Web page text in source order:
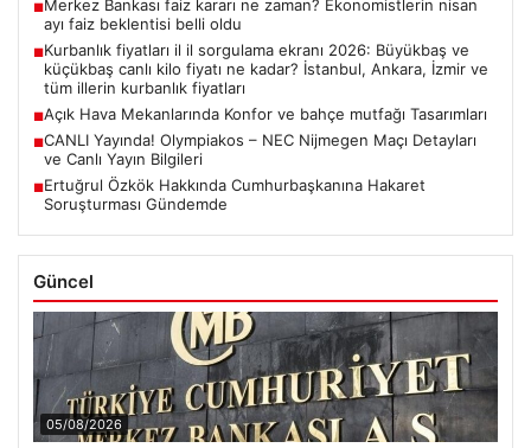
■Merkez Bankası faiz kararı ne zaman? Ekonomistlerin nisan
ayı faiz beklentisi belli oldu
■Kurbanlık fiyatları il il sorgulama ekranı 2026: Büyükbaş ve
küçükbaş canlı kilo fiyatı ne kadar? İstanbul, Ankara, İzmir ve
tüm illerin kurbanlık fiyatları
■Açık Hava Mekanlarında Konfor ve bahçe mutfağı Tasarımları
■CANLI Yayında! Olympiakos – NEC Nijmegen Maçı Detayları
ve Canlı Yayın Bilgileri
■Ertuğrul Özkök Hakkında Cumhurbaşkanına Hakaret
Soruşturması Gündemde
Güncel
05/08/2026